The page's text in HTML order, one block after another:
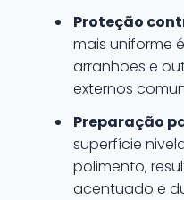
Proteção
mais uniforme
arranhões e
externos
Preparação
superfície
polimento,
acentuado e